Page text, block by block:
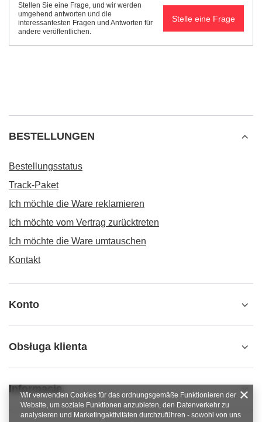
Stellen Sie eine Frage, und wir werden
umgehend antworten und die
interessantesten Fragen und Antworten für
andere veröffentlichen.
Stelle eine Frage
BESTELLUNGEN
Bestellungsstatus
Track-Paket
Ich möchte die Ware reklamieren
Ich möchte vom Vertrag zurücktreten
Ich möchte die Ware umtauschen
Kontakt
Konto
Obsługa klienta
Informacje
Wir verwenden Cookies für das ordnungsgemäße Funktionieren der
Website, um soziale Funktionen anzubieten, den Datenverkehr zu
analysieren und Marketingaktivitäten durchzuführen - sowohl von uns